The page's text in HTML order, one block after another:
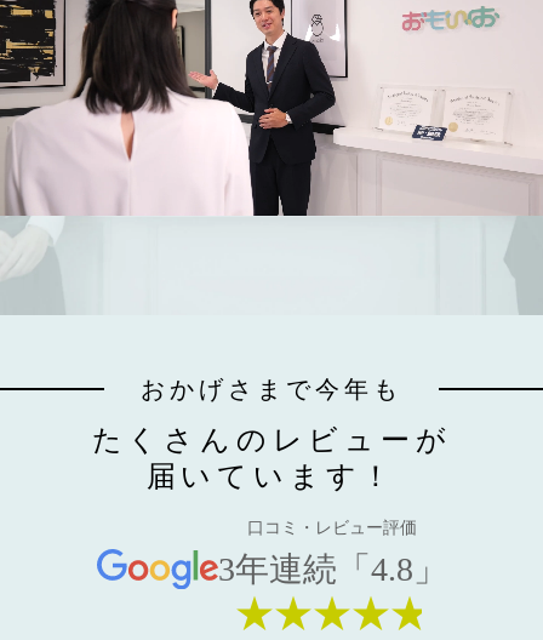
おかげさまで今年も
たくさんのレビューが
届いています！
口コミ・レビュー評価
3年連続「4.8」
★★★★★